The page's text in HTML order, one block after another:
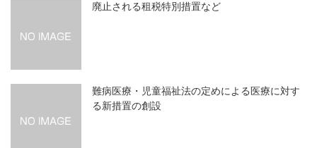
廃止される租税特別措置など
難病医療・児童福祉法の定めによる医療に対す
る新措置の創設